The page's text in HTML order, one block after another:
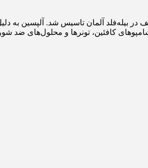
مراقبت از مو است که در سال 1905 توسط دکتر کرت ولف در
کافئین، تونرها و محلول‌های ضد